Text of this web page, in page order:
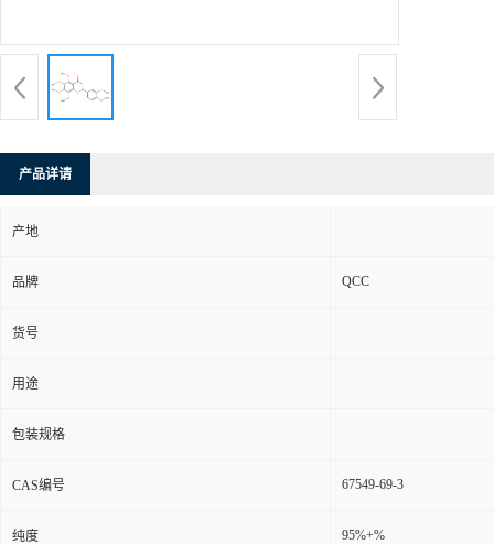
产品详请
产地
品牌 QCC
货号
用途
包装规格
CAS编号 67549-69-3
纯度 95%+%